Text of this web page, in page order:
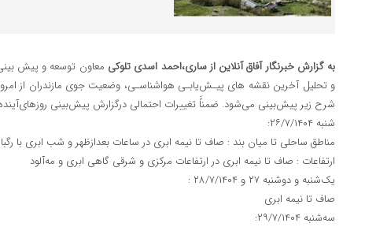
به گزارش خبرنگار آفاق آنلاین از ساری،احمد اسدی تلوکی معاون توسعه و پیش
و تحلیل آخرین نقشه هاي پيـش‌يابـي هواشناسـي، وضعيت جوي مازندران از
شرح زير پيش‌‌بيني می‌شود. ضمناًَ تغییرات احتمالی درگزارش پیش‌‌بینی
شنبه ۲۶/۷/۱۴۰۴:
مناطق ساحلی تا میان بند : صاف تا نیمه ابری در ساعات بعدازظهر و شب ابری با
ارتفاعات : صاف تا نیمه ابری در ارتفاعات مرکزی و شرقی گاهی ابری و مه‌آلود
‌یک‌شنبه و دوشنبه ۲۷ و ۲۸/۷/۱۴۰۴ :
صاف تا نیمه ابری
سه‌شنبه ۲۹/۷/۱۴۰۴: